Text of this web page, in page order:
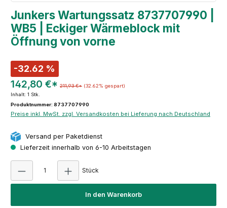
Junkers Wartungssatz 8737707990 |
WB5 | Eckiger Wärmeblock mit
Öffnung von vorne
-32.62 %
142,80 €* 211,93 €* (32.62% gespart)
Inhalt: 1 Stk.
Produktnummer: 8737707990
Preise inkl. MwSt. zzgl. Versandkosten bei Lieferung nach Deutschland
Versand per Paketdienst
Lieferzeit innerhalb von 6-10 Arbeitstagen
Stück
In den Warenkorb